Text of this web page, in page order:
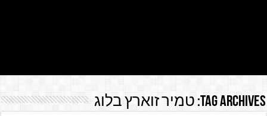
Tag Archives: טמיר זוארץ בלוג